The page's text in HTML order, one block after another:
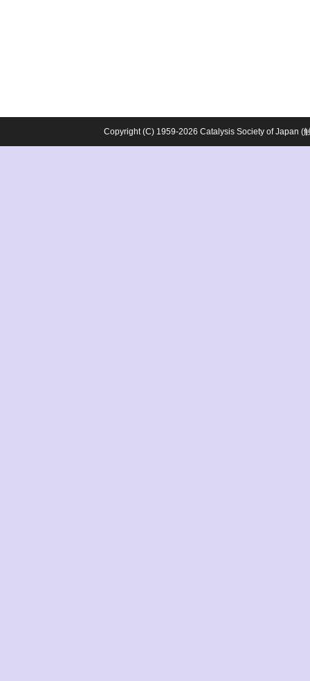
Copyright (C) 1959-2026 Catalysis Society of Japan (